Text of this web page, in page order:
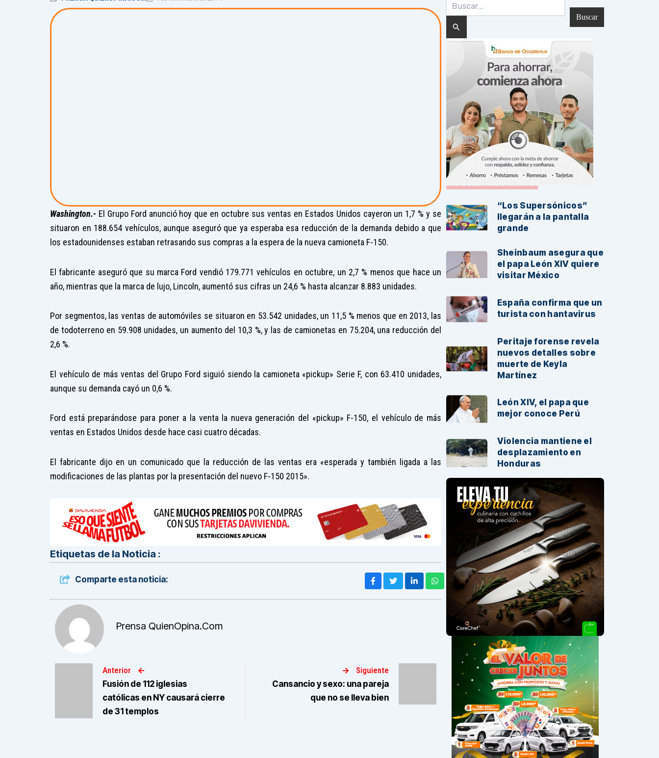
Washington.- El Grupo Ford anunció hoy que en octubre sus ventas en Estados Unidos cayeron un 1,7 % y se
situaron en 188.654 vehículos, aunque aseguró que ya esperaba esa reducción de la demanda debido a que
los estadounidenses estaban retrasando sus compras a la espera de la nueva camioneta F-150.
El fabricante aseguró que su marca Ford vendió 179.771 vehículos en octubre, un 2,7 % menos que hace un
año, mientras que la marca de lujo, Lincoln, aumentó sus cifras un 24,6 % hasta alcanzar 8.883 unidades.
Por segmentos, las ventas de automóviles se situaron en 53.542 unidades, un 11,5 % menos que en 2013, las
de todoterreno en 59.908 unidades, un aumento del 10,3 %, y las de camionetas en 75.204, una reducción del
2,6 %.
El vehículo de más ventas del Grupo Ford siguió siendo la camioneta «pickup» Serie F, con 63.410 unidades,
aunque su demanda cayó un 0,6 %.
Ford está preparándose para poner a la venta la nueva generación del «pickup» F-150, el vehículo de más
ventas en Estados Unidos desde hace casi cuatro décadas.
El fabricante dijo en un comunicado que la reducción de las ventas era «esperada y también ligada a las
modificaciones de las plantas por la presentación del nuevo F-150 2015».
Etiquetas de la Noticia :
Comparte esta noticia:
Prensa QuienOpina.com
Anterior
Fusión de 112 iglesias
católicas en NY causará cierre
de 31 templos
Siguiente
Cansancio y sexo: una pareja
que no se lleva bien
por:
Noticias Recientes:“Los Supersónicos”
llegarán a la pantalla
grande
Sheinbaum asegura que
el papa León XIV quiere
visitar México
España confirma que un
turista con hantavirus
Peritaje forense revela
nuevos detalles sobre
muerte de Keyla
Martínez
León XIV, el papa que
mejor conoce Perú
Violencia mantiene el
desplazamiento en
Honduras